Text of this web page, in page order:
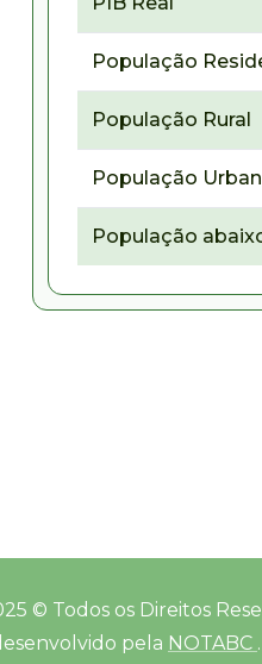
População
População Rural
População
População
© Todos os Direitos
pela NOTABC .